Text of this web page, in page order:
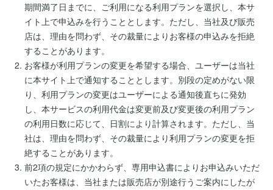
期間満了日までに、ご利用になる利用プランを選択し、本サ
イト上で申込みを行うこととします。ただし、当社及び販売
店は、理由を問わず、その裁量によりお客様の申込みを拒絶
することがあります。
お客様が利用プランの変更を希望する場合、ユーザーは当社
に本サイト上で通知することとします。別段の定めがない限
り、利用プランの変更はユーザーによる通知後直ちに発効
し、本サービスの利用代金は変更前及び変更後の利用プラン
の利用日数に応じて、日割により計算されます。ただし、当
社は、理由を問わず、その裁量により利用プランの変更を拒
絶することがあります。
前2項の規定にかかわらず、専用申込書によりお申込みいただ
いたお客様は、当社または販売店が別途行うご案内にしたが